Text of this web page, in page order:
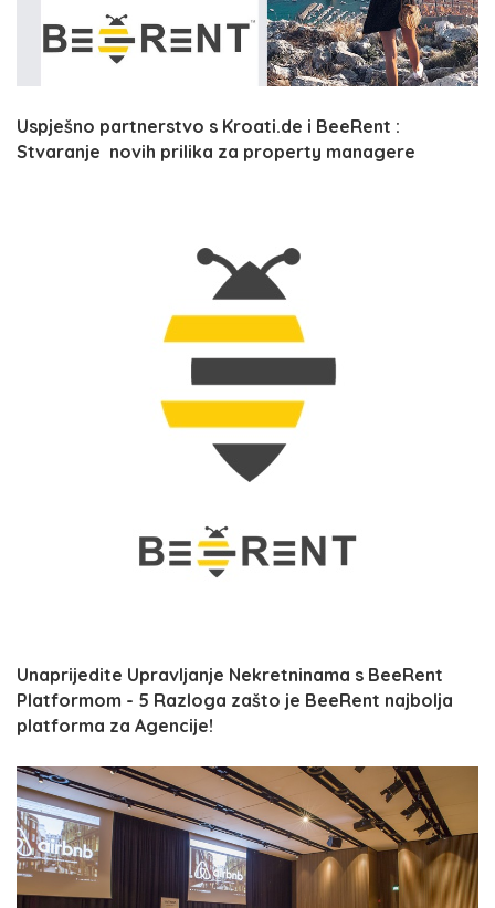
Uspješno partnerstvo s Kroati.de i BeeRent :
Stvaranje novih prilika za property managere
Unaprijedite Upravljanje Nekretninama s BeeRent
Platformom - 5 Razloga zašto je BeeRent najbolja
platforma za Agencije!